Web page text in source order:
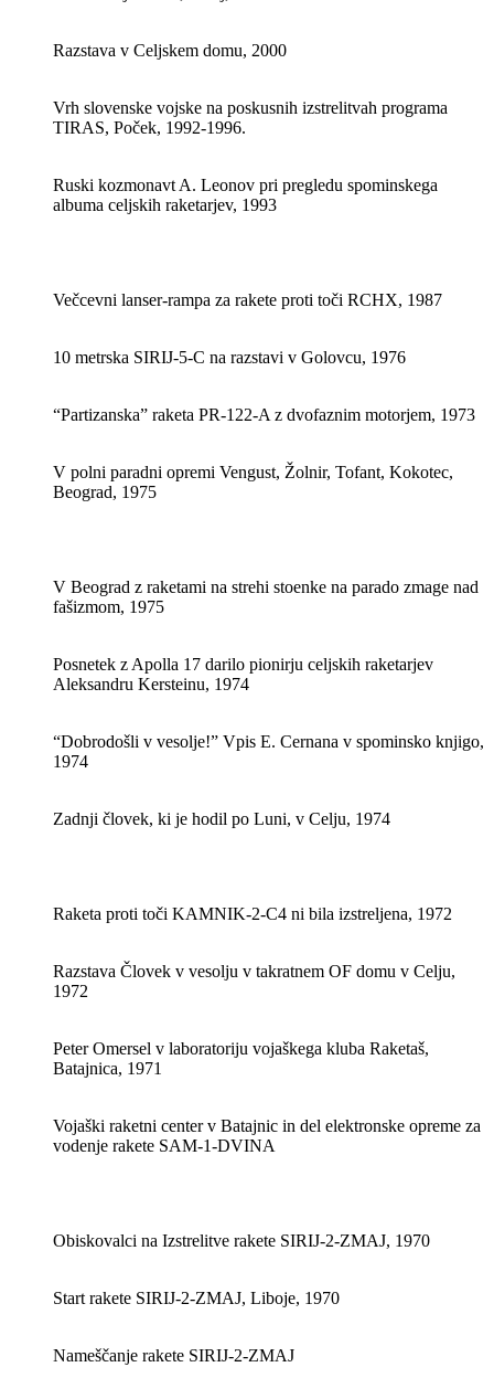
Razstava v Celjskem domu, 2000
Vrh slovenske vojske na poskusnih izstrelitvah programa
TIRAS, Poček, 1992-1996.
Ruski kozmonavt A. Leonov pri pregledu spominskega
albuma celjskih raketarjev, 1993
Večcevni lanser-rampa za rakete proti toči RCHX, 1987
10 metrska SIRIJ-5-C na razstavi v Golovcu, 1976
“Partizanska” raketa PR-122-A z dvofaznim motorjem, 1973
V polni paradni opremi Vengust, Žolnir, Tofant, Kokotec,
Beograd, 1975
V Beograd z raketami na strehi stoenke na parado zmage nad
fašizmom, 1975
Posnetek z Apolla 17 darilo pionirju celjskih raketarjev
Aleksandru Kersteinu, 1974
“Dobrodošli v vesolje!” Vpis E. Cernana v spominsko knjigo,
1974
Zadnji človek, ki je hodil po Luni, v Celju, 1974
Raketa proti toči KAMNIK-2-C4 ni bila izstreljena, 1972
Razstava Človek v vesolju v takratnem OF domu v Celju,
1972
Peter Omersel v laboratoriju vojaškega kluba Raketaš,
Batajnica, 1971
Vojaški raketni center v Batajnic in del elektronske opreme za
vodenje rakete SAM-1-DVINA
Obiskovalci na Izstrelitve rakete SIRIJ-2-ZMAJ, 1970
Start rakete SIRIJ-2-ZMAJ, Liboje, 1970
Nameščanje rakete SIRIJ-2-ZMAJ